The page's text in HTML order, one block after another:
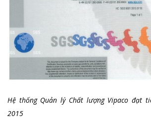
Hệ thống Quản lý Chất lượng Vipaco đạt
2015